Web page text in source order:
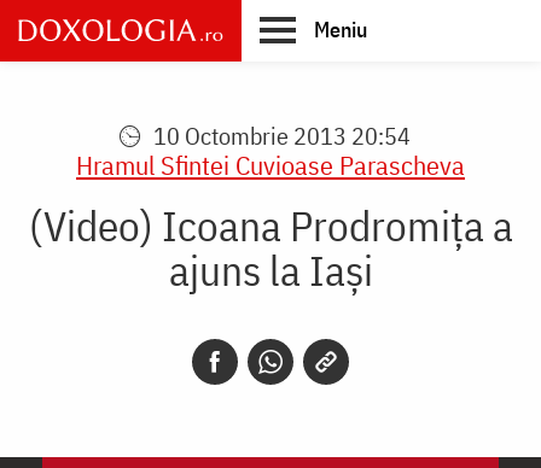
Skip
to
main
Meniu
10 Octombrie 2013 20:54
Hramul Sfintei Cuvioase Parascheva
(Video) Icoana Prodromiţa a
ajuns la Iaşi